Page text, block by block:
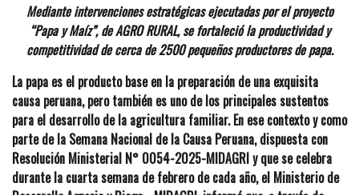
Mediante intervenciones estratégicas ejecutadas por el proyecto
“Papa y Maíz”, de AGRO RURAL, se fortaleció la productividad y
competitividad de cerca de 2500 pequeños productores de papa.
La papa es el producto base en la preparación de una exquisita
causa peruana, pero también es uno de los principales sustentos
para el desarrollo de la agricultura familiar. En ese contexto y como
parte de la Semana Nacional de la Causa Peruana, dispuesta con
Resolución Ministerial N° 0054-2025-MIDAGRI y que se celebra
durante la cuarta semana de febrero de cada año, el Ministerio de